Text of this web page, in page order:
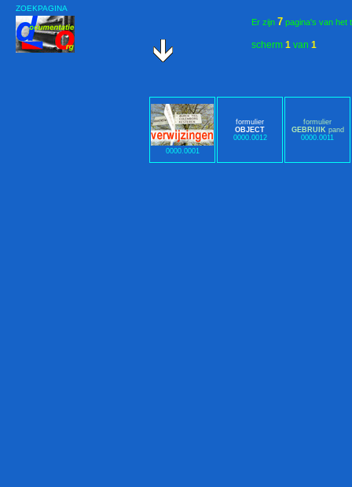
ZOEKPAGINA
Er zijn 7 pagina's van het
0000.0001
formulier
OBJECT
0000.0012
formulier
GEBRUIK pand
0000.0011
scherm 1 van 1